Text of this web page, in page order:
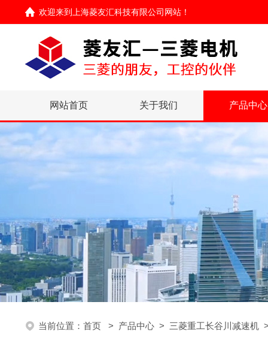
欢迎来到 上海菱友汇科技有限公司网站 ！
网站首页 关于我们 产品中心
当前位置： 首页 > 产品中心 > 三菱重工长谷川减速机